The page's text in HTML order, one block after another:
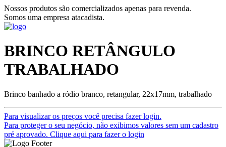
Nossos produtos são comercializados apenas para revenda.
Somos uma empresa atacadista.
BRINCO RETÂNGULO
TRABALHADO
Brinco banhado a ródio branco, retangular, 22x17mm, trabalhado
Para visualizar os preços você precisa fazer login.
Para proteger o seu negócio, não exibimos valores sem um cadastro
pré aprovado. Clique aqui para fazer o login